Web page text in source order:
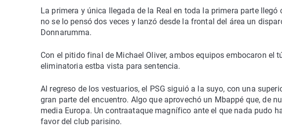
La primera y única llegada de la Real en toda la primera parte
no se lo pensó dos veces y lanzó desde la frontal del área un
Donnarumma.
Con el pitido final de Michael Oliver, ambos equipos embocaron el
eliminatoria estba vista para sentencia.
Al regreso de los vestuarios, el PSG siguió a la suyo, con una
gran parte del encuentro. Algo que aprovechó un Mbappé que, de
media Europa. Un contraataque magnífico ante el que nada pudo
favor del club parisino.